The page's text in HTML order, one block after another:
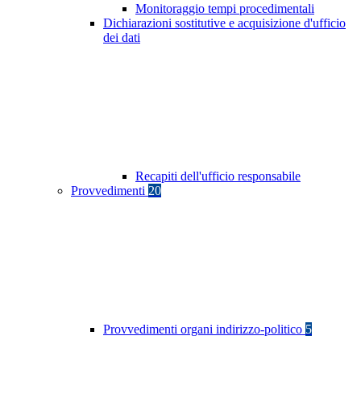
Monitoraggio tempi procedimentali
Dichiarazioni sostitutive e acquisizione d'ufficio
dei dati
Recapiti dell'ufficio responsabile
Provvedimenti 20
Provvedimenti organi indirizzo-politico 5